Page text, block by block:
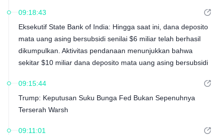
09:18:43
Eksekutif State Bank of India: Hingga saat ini, dana deposito
mata uang asing bersubsidi senilai $6 miliar telah berhasil
dikumpulkan. Aktivitas pendanaan menunjukkan bahwa
sekitar $10 miliar dana deposito mata uang asing bersubsidi
09:15:44
Trump: Keputusan Suku Bunga Fed Bukan Sepenuhnya
Terserah Warsh
09:11:01